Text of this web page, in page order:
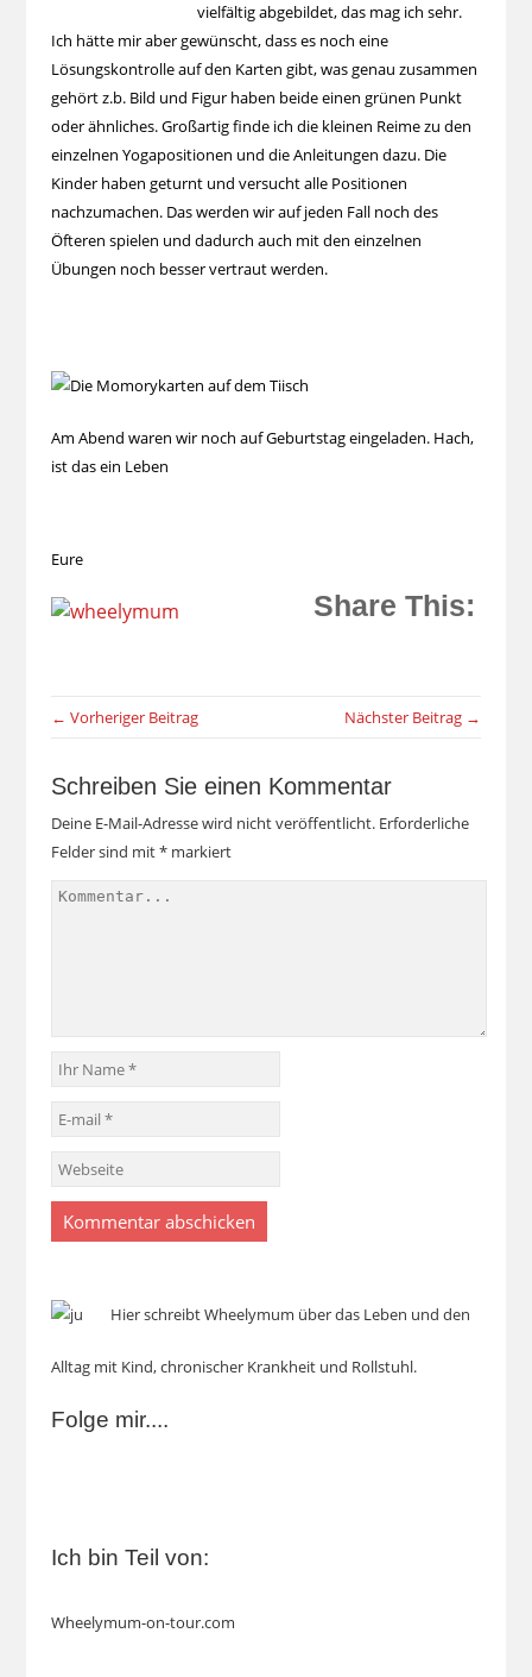
vielfältig abgebildet, das mag ich sehr.
Ich hätte mir aber gewünscht, dass es noch eine
Lösungskontrolle auf den Karten gibt, was genau zusammen
gehört z.b. Bild und Figur haben beide einen grünen Punkt
oder ähnliches. Großartig finde ich die kleinen Reime zu den
einzelnen Yogapositionen und die Anleitungen dazu. Die
Kinder haben geturnt und versucht alle Positionen
nachzumachen. Das werden wir auf jeden Fall noch des
Öfteren spielen und dadurch auch mit den einzelnen
Übungen noch besser vertraut werden.
Am Abend waren wir noch auf Geburtstag eingeladen. Hach,
ist das ein Leben
Eure
Share This:
← Vorheriger Beitrag Nächster Beitrag →
Schreiben Sie einen Kommentar
Deine E-Mail-Adresse wird nicht veröffentlicht. Erforderliche
Felder sind mit*markiert
Hier schreibt Wheelymum über das Leben und den
Alltag mit Kind, chronischer Krankheit und Rollstuhl.
Folge mir....
Ich bin Teil von:
Wheelymum-on-tour.com